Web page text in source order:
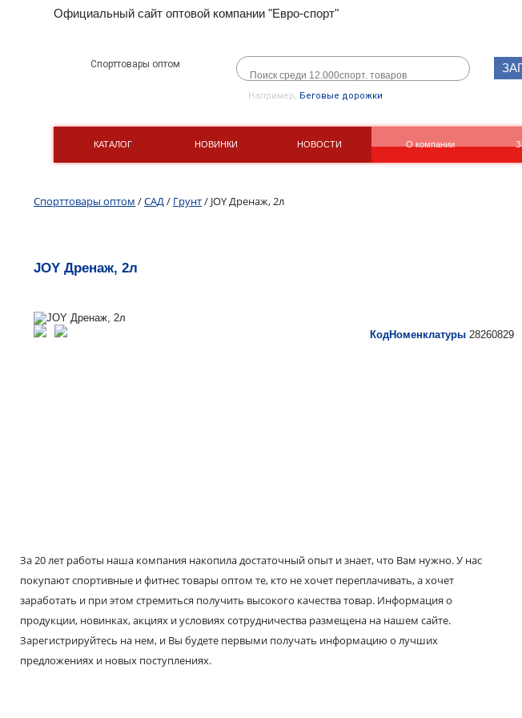
Официальный сайт оптовой компании "Евро-спорт"
Спорттовары оптом
Например, Беговые дорожки
КАТАЛОГ НОВИНКИ НОВОСТИ О компании
Спорттовары оптом /САД / Грунт/ JOY Дренаж, 2л
JOY Дренаж, 2л
КодНоменклатуры 28260829
За 20 лет работы наша компания накопила достаточный опыт и знает, что Вам нужно. У нас
покупают спортивные и фитнес товары оптом те, кто не хочет переплачивать, а хочет
заработать и при этом стремиться получить высокого качества товар. Информация о
продукции, новинках, акциях и условиях сотрудничества размещена на нашем сайте.
Зарегистрируйтесь на нем, и Вы будете первыми получать информацию о лучших
предложениях и новых поступлениях.